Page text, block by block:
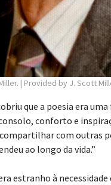
| Provided by J. Scott
que a poesia era
conforto e
com outras
ao longo da vida.”
estranho à necessidade